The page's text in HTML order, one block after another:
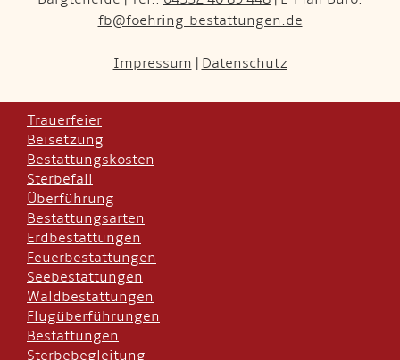
fb@foehring-bestattungen.de
Impressum | Datenschutz
Trauerfeier
Beisetzung
Bestattungskosten
Sterbefall
Überführung
Bestattungsarten
Erdbestattungen
Feuerbestattungen
Seebestattungen
Waldbestattungen
Flugüberführungen
Bestattungen
Sterbebegleitung